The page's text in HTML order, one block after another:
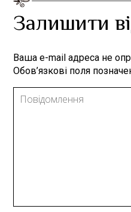
Залишити
Ваша e-mail адреса не
Обов’язкові поля